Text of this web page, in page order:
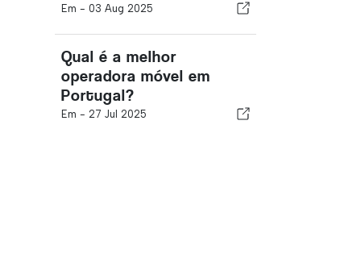
Em - 03 Aug 2025
Qual é a melhor
operadora móvel em
Portugal?
Em - 27 Jul 2025